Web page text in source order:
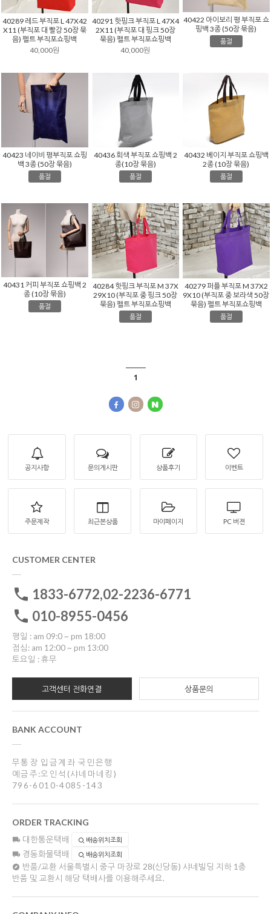
40289 레드 부직포 L 47X42
X11 (부직포 대 빨강 50장 묶
음) 펠트 부직포쇼핑백
40,000원
40291 핫핑크 부직포 L 47X4
2X11 (부직포 대 핑크 50장
묶음) 펠트 부직포쇼핑백
40,000원
40422 아이보리 평 부직포 쇼
핑백 3종 (50장 묶음)
품절
40423 네이비 평부직포 쇼핑
백 3종 (50장 묶음)
품절
40436 회색 부직포 쇼핑백 2
종(10장 묶음)
품절
40432 베이지 부직포 쇼핑백
2종 (10장 묶음)
품절
40431 커피 부직포 쇼핑백 2
종 (10장 묶음)
품절
40284 핫핑크 부직포 M 37X
29X10 (부직포 중 핑크 50장
묶음) 펠트 부직포쇼핑백
품절
40279 퍼플 부직포 M 37X2
9X10 (부직포 중 보라색 50장
묶음) 펠트 부직포쇼핑백
품절
1
공지사항 문의게시판 상품후기 이벤트
주문제작 최근본상품 마이페이지 PC 버젼
CUSTOMER CENTER
1833-6772,02-2236-6771
010-8955-0456
평일 : am 09:0 ~ pm 18:00
점심: am 12:00 ~ pm 13:00
토요일 : 휴무
고객센터 전화연결 상품문의
BANK ACCOUNT
무통장 입금계좌 국민은행
예금주:오인석(샤네마네킹)
796-6010-4085-143
ORDER TRACKING
대한통운택배 배송위치조회
경동화물택배 배송위치조회
반품/교환 서울특별시 중구 마장로 28(신당동) 샤네빌딩 지하 1층
반품 및 교환시 해당 택배사를 이용해주세요.